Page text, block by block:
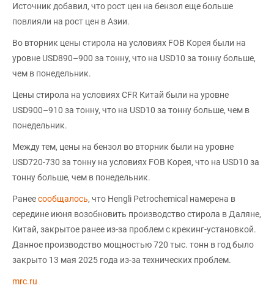
Источник добавил, что рост цен на бензол еще больше
повлияли на рост цен в Азии.
Во вторник цены стирола на условиях FOB Корея были на
уровне USD890–900 за тонну, что на USD10 за тонну больше,
чем в понедельник.
Цены стирола на условиях CFR Китай были на уровне
USD900–910 за тонну, что на USD10 за тонну больше, чем в
понедельник.
Между тем, цены на бензол во вторник были на уровне
USD720-730 за тонну на условиях FOB Корея, что на USD10 за
тонну больше, чем в понедельник.
Ранеесообщалось, что Hengli Petrochemical намерена в
середине июня возобновить производство стирола в Даляне,
Китай, закрытое ранее из-за проблем с крекинг-установкой.
Данное производство мощностью 720 тыс. тонн в год было
закрыто 13 мая 2025 года из-за технических проблем.
mrc.ru